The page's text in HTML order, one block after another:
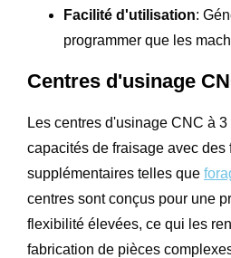
Facilité d'utilisation:
programmer que les
Centres d'usinage
Les centres d'usinage CNC à
capacités de fraisage avec des
supplémentaires telles que
centres sont conçus pour une
flexibilité élevées, ce qui les
fabrication de pièces